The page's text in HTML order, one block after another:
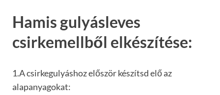
Hamis gulyásleves
csirkemellből elkészítése:
1.A csirkegulyáshoz először készítsd elő az
alapanyagokat: